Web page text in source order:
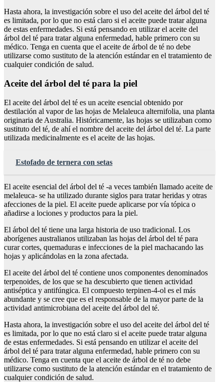
Hasta ahora, la investigación sobre el uso del aceite del árbol del té
es limitada, por lo que no está claro si el aceite puede tratar alguna
de estas enfermedades. Si está pensando en utilizar el aceite del
árbol del té para tratar alguna enfermedad, hable primero con su
médico. Tenga en cuenta que el aceite de árbol de té no debe
utilizarse como sustituto de la atención estándar en el tratamiento de
cualquier condición de salud.
Aceite del árbol del té para la piel
El aceite del árbol del té es un aceite esencial obtenido por
destilación al vapor de las hojas de Melaleuca alternifolia, una planta
originaria de Australia. Históricamente, las hojas se utilizaban como
sustituto del té, de ahí el nombre del aceite del árbol del té. La parte
utilizada medicinalmente es el aceite de las hojas.
Estofado de ternera con setas
El aceite esencial del árbol del té -a veces también llamado aceite de
melaleuca- se ha utilizado durante siglos para tratar heridas y otras
afecciones de la piel. El aceite puede aplicarse por vía tópica o
añadirse a lociones y productos para la piel.
El árbol del té tiene una larga historia de uso tradicional. Los
aborígenes australianos utilizaban las hojas del árbol del té para
curar cortes, quemaduras e infecciones de la piel machacando las
hojas y aplicándolas en la zona afectada.
El aceite del árbol del té contiene unos componentes denominados
terpenoides, de los que se ha descubierto que tienen actividad
antiséptica y antifúngica. El compuesto terpinen-4-ol es el más
abundante y se cree que es el responsable de la mayor parte de la
actividad antimicrobiana del aceite del árbol del té.
Hasta ahora, la investigación sobre el uso del aceite del árbol del té
es limitada, por lo que no está claro si el aceite puede tratar alguna
de estas enfermedades. Si está pensando en utilizar el aceite del
árbol del té para tratar alguna enfermedad, hable primero con su
médico. Tenga en cuenta que el aceite de árbol de té no debe
utilizarse como sustituto de la atención estándar en el tratamiento de
cualquier condición de salud.